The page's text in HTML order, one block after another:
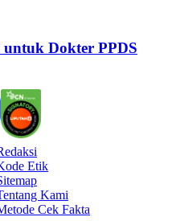
Dokter PPDS
Etik
Kami
Cek Fakta